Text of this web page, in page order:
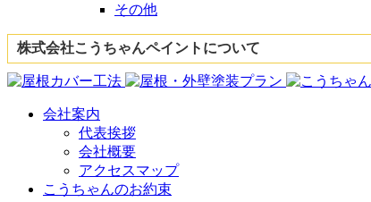
その他
株式会社こうちゃんペイントについて
会社案内
代表挨拶
会社概要
アクセスマップ
こうちゃんのお約束